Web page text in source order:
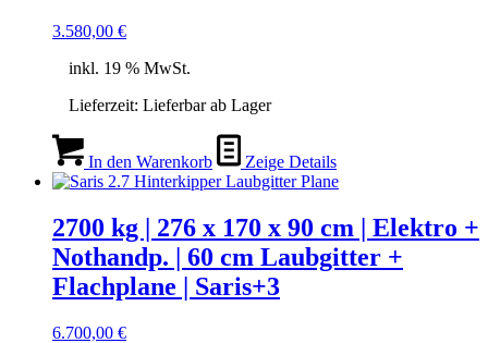
3.580,00 €
inkl. 19 % MwSt.
Lieferzeit: Lieferbar ab Lager
In den Warenkorb Zeige Details
2700 kg | 276 x 170 x 90 cm | Elektro +
Nothandp. | 60 cm Laubgitter +
Flachplane | Saris+3
6.700,00 €